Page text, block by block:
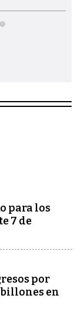
para los
7 de
por
billones en